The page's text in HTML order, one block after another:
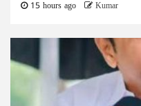
15 hours ago Kumar